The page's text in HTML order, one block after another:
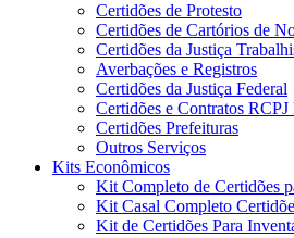
Certidões de Protesto
Certidões de Cartórios de
Certidões da Justiça
Averbações e Registros
Certidões da Justiça Federal
Certidões e Contratos RCPJ
Certidões Prefeituras
Outros Serviços
Kits Econômicos
Kit Completo de Certidões
Kit Casal Completo
Kit de Certidões Para